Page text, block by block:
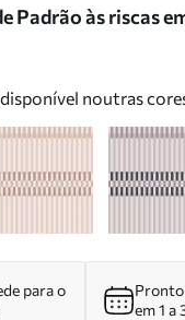
Padrão às riscas
noutras
para o
em 1 a